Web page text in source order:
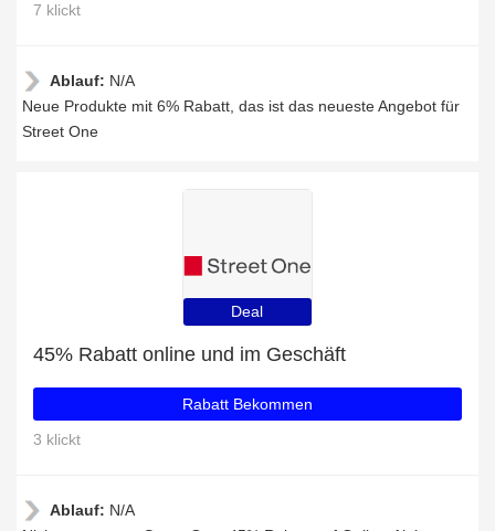
7 klickt
Ablauf: N/A
Neue Produkte mit 6% Rabatt, das ist das neueste Angebot für
Street One
Deal
45% Rabatt online und im Geschäft
Rabatt Bekommen
3 klickt
Ablauf: N/A